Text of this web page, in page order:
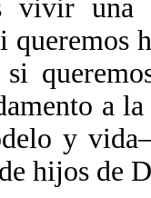
vivir una
queremos
si
a
y
hijos de